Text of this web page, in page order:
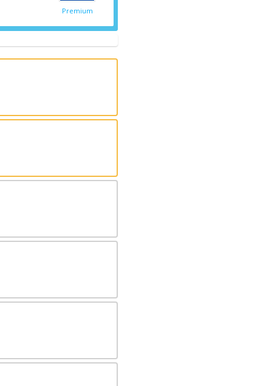
Premium